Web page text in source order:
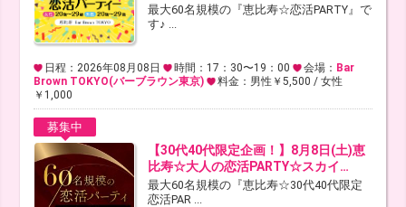
最大60名規模の『恵比寿☆恋活PARTY』で
す♪ ...
日程：2026年08月08日 時間：17：30〜19：00 会場： Bar
Brown TOKYO(バーブラウン東京)
料金：男性￥5,500 / 女性
￥1,000
募集中
【30代40代限定企画！】8月8日(土)恵
比寿☆大人の恋活PARTY☆スカイ…
最大60名規模の『恵比寿☆30代40代限定
恋活PAR ...